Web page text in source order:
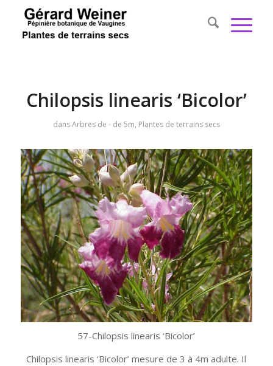
Chilopsis linearis ‘Bicolor’
dansArbres de - de 5m, Plantes de terrains secs
57-Chilopsis linearis ‘Bicolor’
Chilopsis linearis ‘Bicolor’ mesure de 3 à 4m adulte. Il